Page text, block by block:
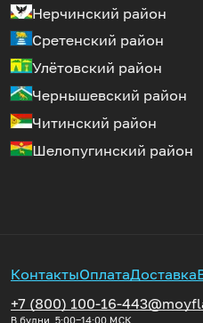
Нерчинский район
Сретенский район
Улётовский район
Чернышевский район
Читинский район
Шелопугинский район
КонтактыОплатаДоставка
+7 (800) 100-16-44
В будни, 5:00‒14:00 МСК